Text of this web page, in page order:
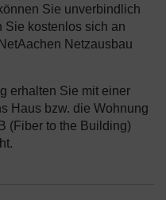
Sie unverbindlich
Sie kostenlos sich an
Netzausbau
erhalten Sie mit einer
Haus bzw. die Wohnung
(Fiber to the Building)